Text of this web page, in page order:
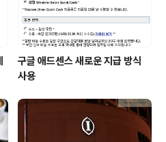
구글 애드센스 새로운 지급 방식
사용